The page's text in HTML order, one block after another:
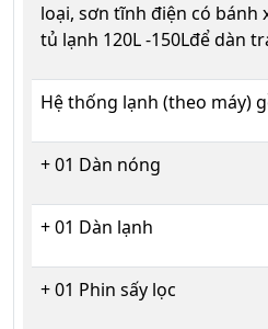
loại, sơn tĩnh điện có bánh
tủ lạnh 120L -150Lđể dàn
Hệ thống lạnh (theo máy)
+ 01 Dàn nóng
+ 01 Dàn lạnh
+ 01 Phin sấy lọc